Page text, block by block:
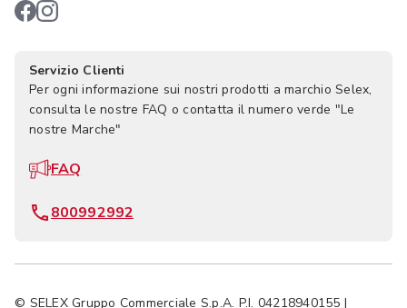
Servizio Clienti
Per ogni informazione sui nostri prodotti a marchio Selex,
consulta le nostre FAQ o contatta il numero verde "Le
nostre Marche"
FAQ
800992992
© SELEX Gruppo Commerciale S.p.A. P.I. 04218940155 |